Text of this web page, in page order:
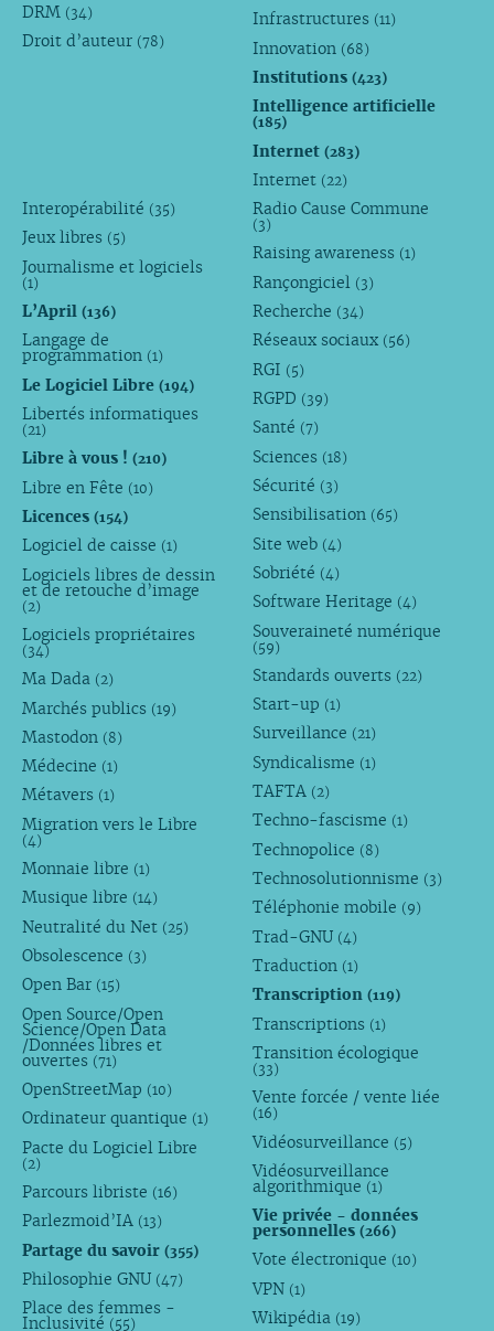
DRM (34)
Droit d’auteur (78)
Infrastructures (11)
Innovation (68)
Institutions(423)
Intelligence artificielle
(185)
Internet(283)
Internet (22)
Interopérabilité (35)
Jeux libres (5)
Journalisme et logiciels
(1)
L’April (136)
Langage de
programmation (1)
Le Logiciel Libre (194)
Libertés informatiques
(21)
Libre à vous ! (210)
Libre en Fête (10)
Licences (154)
Logiciel de caisse (1)
Logiciels libres de dessin
et de retouche d’image
(2)
Logiciels propriétaires
(34)
Ma Dada (2)
Marchés publics (19)
Mastodon (8)
Médecine (1)
Métavers (1)
Migration vers le Libre
(4)
Monnaie libre (1)
Musique libre (14)
Neutralité du Net (25)
Obsolescence (3)
Open Bar (15)
Open Source/Open
Science/Open Data
/Données libres et
ouvertes (71)
OpenStreetMap (10)
Ordinateur quantique (1)
Pacte du Logiciel Libre
(2)
Parcours libriste (16)
Parlezmoid’IA (13)
Partage du savoir (355)
Philosophie GNU (47)
Place des femmes -
Inclusivité (55)
Radio Cause Commune
(3)
Raising awareness (1)
Rançongiciel (3)
Recherche (34)
Réseaux sociaux (56)
RGI (5)
RGPD (39)
Santé (7)
Sciences (18)
Sécurité (3)
Sensibilisation (65)
Site web (4)
Sobriété (4)
Software Heritage (4)
Souveraineté numérique
(59)
Standards ouverts (22)
Start-up (1)
Surveillance (21)
Syndicalisme (1)
TAFTA (2)
Techno-fascisme (1)
Technopolice (8)
Technosolutionnisme (3)
Téléphonie mobile (9)
Trad-GNU (4)
Traduction (1)
Transcription(119)
Transcriptions (1)
Transition écologique
(33)
Vente forcée / vente liée
(16)
Vidéosurveillance (5)
Vidéosurveillance
algorithmique (1)
Vie privée - données
personnelles(266)
Vote électronique (10)
VPN (1)
Wikipédia (19)